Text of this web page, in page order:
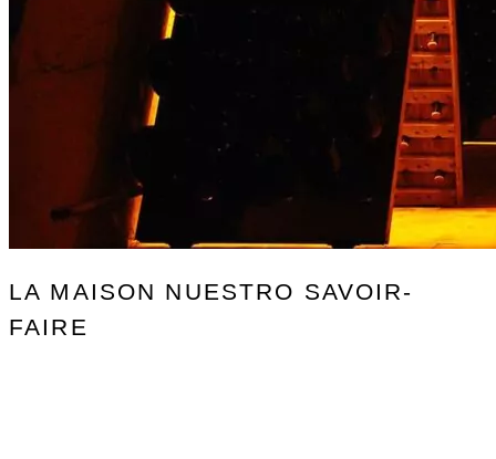
LA MAISON NUESTRO SAVOIR-
FAIRE